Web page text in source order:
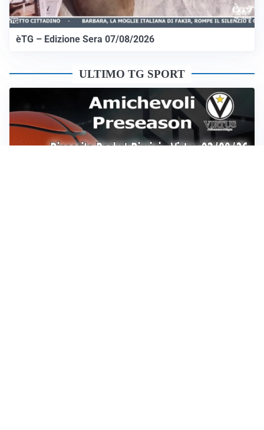
èTG – Edizione Sera 07/08/2026
ULTIMO TG SPORT